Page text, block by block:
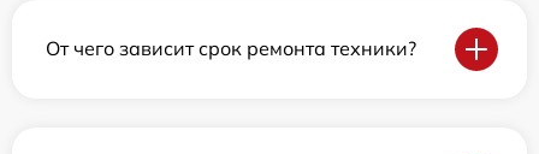
От чего зависит срок ремонта техники?